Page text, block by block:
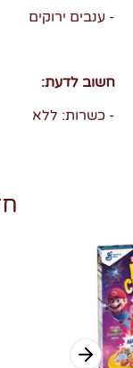
- ענבים ירוקים
חשוב לדעת:
- כשרות: ללא